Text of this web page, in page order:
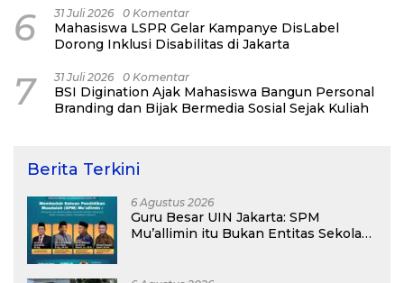
6 31 Juli 2026 0 Komentar
Mahasiswa LSPR Gelar Kampanye DisLabel
Dorong Inklusi Disabilitas di Jakarta
7 31 Juli 2026 0 Komentar
BSI Digination Ajak Mahasiswa Bangun Personal
Branding dan Bijak Bermedia Sosial Sejak Kuliah
Berita Terkini
6 Agustus 2026
Guru Besar UIN Jakarta: SPM
Mu’allimin itu Bukan Entitas Sekolah